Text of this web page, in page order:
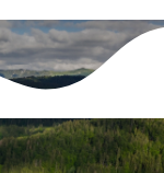
»
le territoire